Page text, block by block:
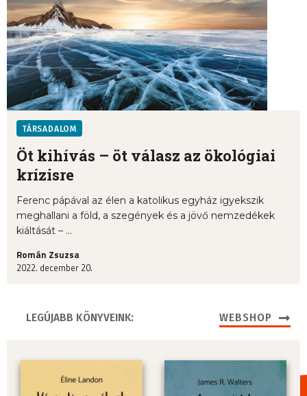
TÁRSADALOM
Öt kihívás – öt válasz az ökológiai
krízisre
Ferenc pápával az élen a katolikus egyház igyekszik
meghallani a föld, a szegények és a jövő nemzedékek
kiáltását – ...
Román Zsuzsa
2022. december 20.
LEGÚJABB KÖNYVEINK: WEBSHOP